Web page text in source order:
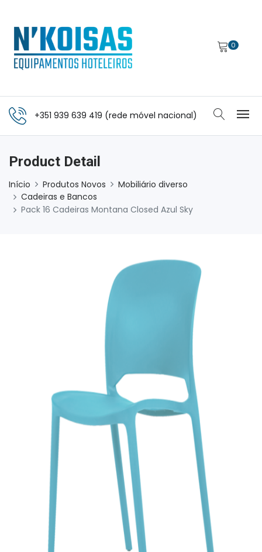
0
+351 939 639 419 (rede móvel nacional)
Product Detail
Início Produtos Novos
Mobiliário diverso
Cadeiras e Bancos
Pack 16 Cadeiras Montana Closed Azul Sky